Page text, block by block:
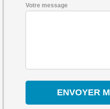
Votre message